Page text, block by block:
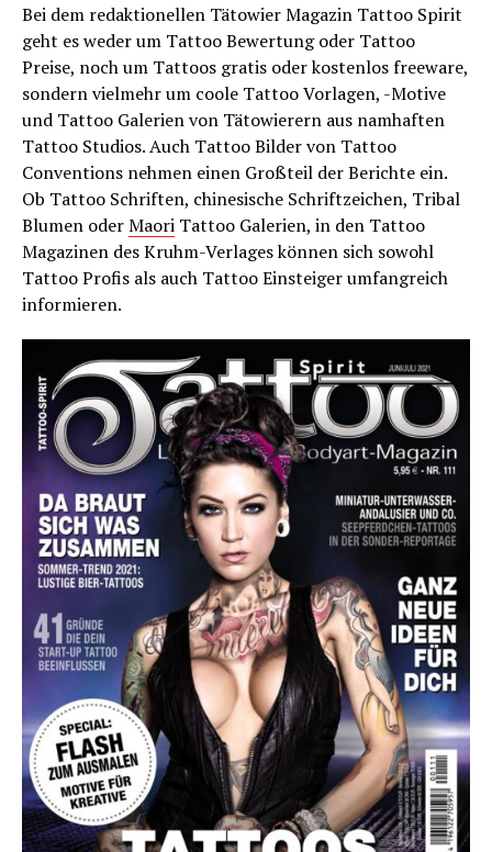
Bei dem redaktionellen Tätowier Magazin Tattoo Spirit
geht es weder um Tattoo Bewertung oder Tattoo
Preise, noch um Tattoos gratis oder kostenlos freeware,
sondern vielmehr um coole Tattoo Vorlagen, -Motive
und Tattoo Galerien von Tätowierern aus namhaften
Tattoo Studios. Auch Tattoo Bilder von Tattoo
Conventions nehmen einen Großteil der Berichte ein.
Ob Tattoo Schriften, chinesische Schriftzeichen, Tribal
Blumen oderMaori Tattoo Galerien, in den Tattoo
Magazinen des Kruhm-Verlages können sich sowohl
Tattoo Profis als auch Tattoo Einsteiger umfangreich
informieren.